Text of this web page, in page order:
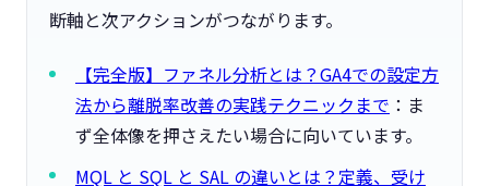
断軸と次アクションがつながります。
【完全版】ファネル分析とは？GA4での設定方
法から離脱率改善の実践テクニックまで ：ま
ず全体像を押さえたい場合に向いています。
MQL と SQL と SAL の違いとは？定義、受け